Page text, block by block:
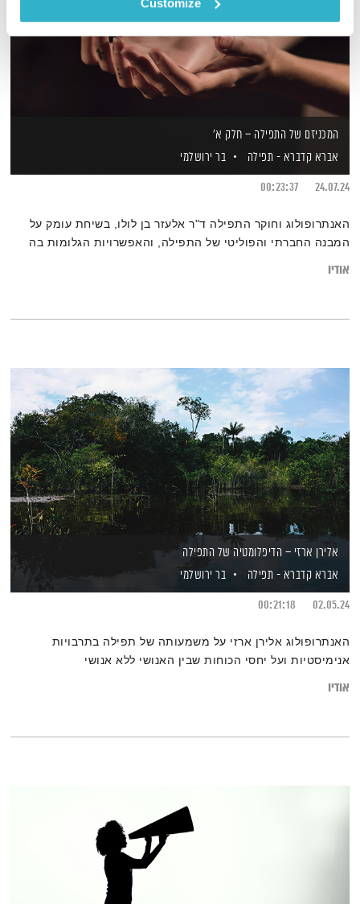
המכניזם של התפילה – חלק א'
אברא קדברא - תפילה
בר ירושלמי
24.07.24
00:23:37
האנתרופולוג וחוקר התפילה ד"ר אלעזר בן לולו, בשיחת עומק על
המבנה החברתי והפוליטי של התפילה, והאפשרויות הגלומות בה
אודיו
אלירן ארזי – הדיפלומטיה של התפילה
אברא קדברא - תפילה
בר ירושלמי
02.05.24
00:21:18
האנתרופולוג אלירן ארזי על משמעותה של תפילה בתרבויות
אנימיסטיות ועל יחסי הכוחות שבין האנושי ללא אנושי
אודיו